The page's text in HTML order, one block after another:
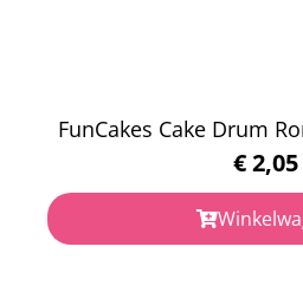
FunCakes Cake Drum
€2,05